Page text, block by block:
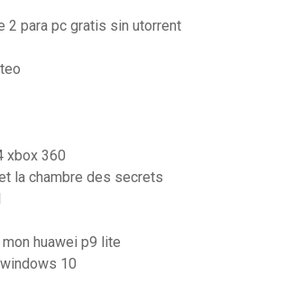
2 para pc gratis sin utorrent
xbox 360
la chambre des secrets
huawei p9 lite
10